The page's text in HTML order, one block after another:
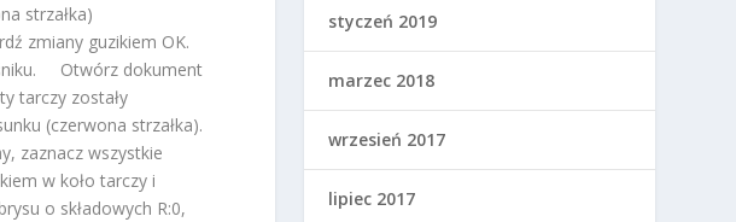
strzałka)
zmiany guzikiem OK.
Otwórz dokument
tarczy zostały
(czerwona strzałka).
zaznacz wszystkie
w koło tarczy i
o składowych R:0,
styczeń 2019
marzec 2018
wrzesień 2017
lipiec 2017